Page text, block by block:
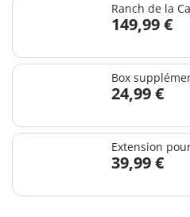
Ranch de la
149,99 €
Box
Waterfall
24,99 €
Extension
39,99 €